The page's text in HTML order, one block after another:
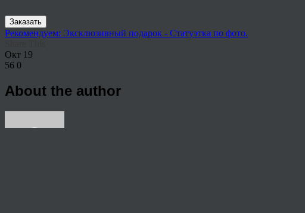
Заказать
Рекомендуем: Эксклюзивный подарок - Статуэтка по фото.
Окт 19
56 0
About the author